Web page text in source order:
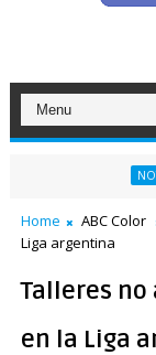
Home ABC Color
Liga argentina
Talleres no
en la Liga